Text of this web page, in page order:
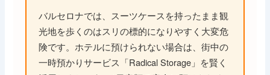
バルセロナでは、スーツケースを持ったまま観
光地を歩くのはスリの標的になりやすく大変危
険です。ホテルに預けられない場合は、街中の
一時預かりサービス「Radical Storage」を賢く